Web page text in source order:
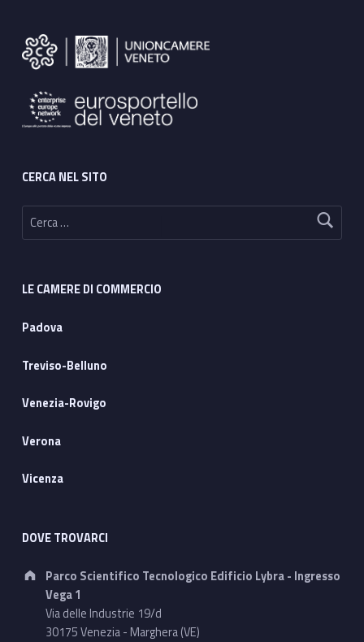
CERCA NEL SITO
Ricerca per:
LE CAMERE DI COMMERCIO
Padova
Treviso-Belluno
Venezia-Rovigo
Verona
Vicenza
DOVE TROVARCI
Address:
Parco Scientifico Tecnologico Edificio Lybra - Ingresso
Vega 1
Via delle Industrie 19/d
30175 Venezia - Marghera (VE)